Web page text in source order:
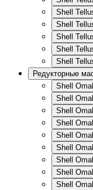
Shell
Shell
Shell
Shell
Shell
Редукторные
Shell
Shell
Shell
Shell
Shell
Shell
Shell
Shell
Shell